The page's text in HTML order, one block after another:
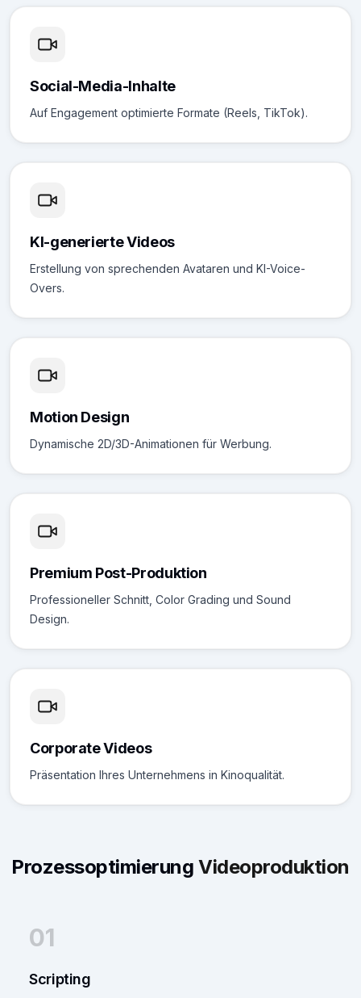
Social-Media-Inhalte
Auf Engagement optimierte Formate (Reels, TikTok).
KI-generierte Videos
Erstellung von sprechenden Avataren und KI-Voice-
Overs.
Motion Design
Dynamische 2D/3D-Animationen für Werbung.
Premium Post-Produktion
Professioneller Schnitt, Color Grading und Sound
Design.
Corporate Videos
Präsentation Ihres Unternehmens in Kinoqualität.
ProzessoptimierungVideoproduktion
01
Scripting